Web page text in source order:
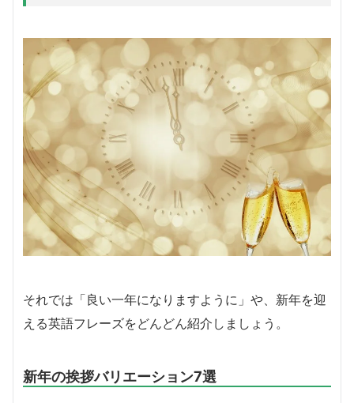
それでは「良い一年になりますように」や、新年を迎
える英語フレーズをどんどん紹介しましょう。
新年の挨拶バリエーション7選